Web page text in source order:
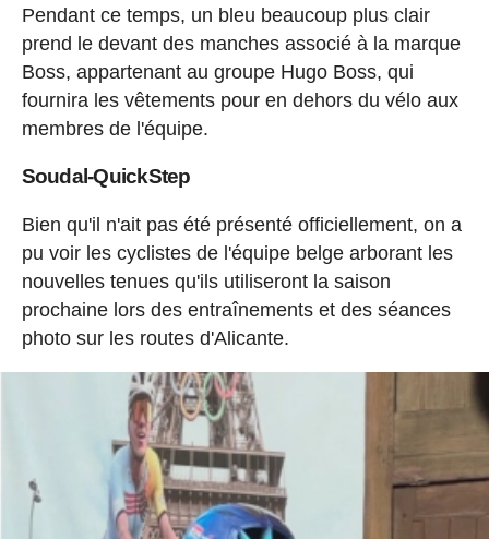
Pendant ce temps, un bleu beaucoup plus clair
prend le devant des manches associé à la marque
Boss, appartenant au groupe Hugo Boss, qui
fournira les vêtements pour en dehors du vélo aux
membres de l'équipe.
Soudal-QuickStep
Bien qu'il n'ait pas été présenté officiellement, on a
pu voir les cyclistes de l'équipe belge arborant les
nouvelles tenues qu'ils utiliseront la saison
prochaine lors des entraînements et des séances
photo sur les routes d'Alicante.